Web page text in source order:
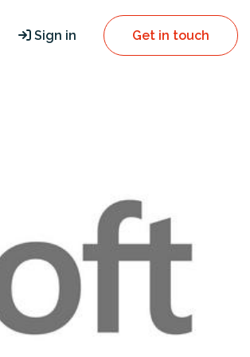
Sign in Get in touch